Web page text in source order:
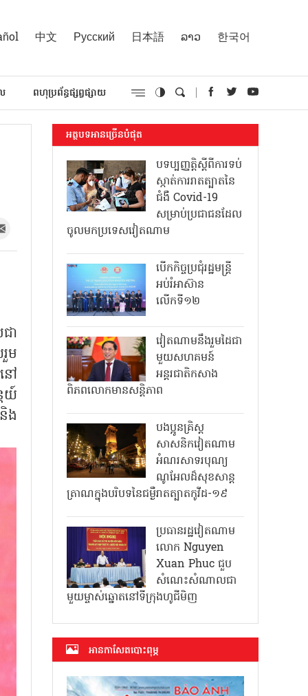
中文 Русский 日本語 ລາວ 한국어
ពហុប្រព័ន្ធផ្សព្វផ្សាយ
ា
ម
ៅ
យ៍
ង
អត្ថបទអានច្រើនបំផុត
បទប្បញ្ញត្តិស្តីពីការទប់
ស្កាត់ការរាតត្បាតនៃ
ជំងឺ Covid-19
សម្រាប់ប្រជាជនដែល
ចូលមកប្រទេសវៀតណាម
បើកកិច្ចប្រជុំរដ្ឋមន្ត្រី
អប់រំអាស៊ាន
លើកទី១២
វៀតណាមនឹងរួមដៃជា
មួយសហគមន៍
អន្តរជាតិកសាង
ពិភពលោកមានសន្តិភាព
បងប្អូនគ្រិស្ត
សាសនិកវៀតណាម
អំណរសាទរបុណ្យ
ណូអែលដ៏សុខសាន្ត
ត្រាណក្នុងបរិបទនៃជម្ងឺរាតត្បាតកូវីដ-១៩
ប្រធានរដ្ឋវៀតណាម
លោក Nguyen
Xuan Phuc ជួប
សំណេះសំណាលជា
មួយម្ចាស់ឆ្នោតនៅទីក្រុងហូជីមិញ
អាន​កាសែត​បោះពុម្ភ